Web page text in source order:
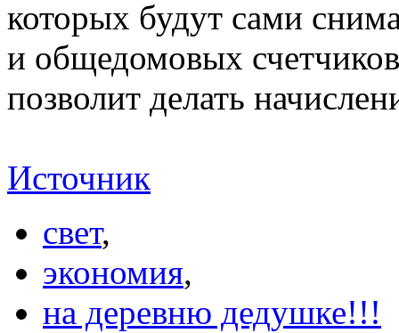
которых будут сами
и общедомовых
позволит делать
Источник
свет,
экономия,
на деревню дедушке!!!